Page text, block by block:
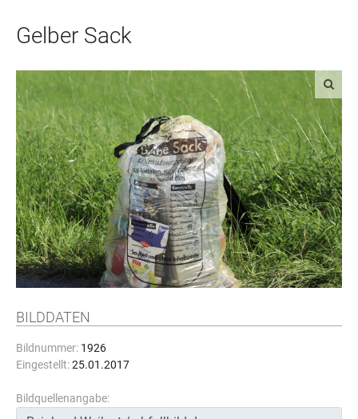
Gelber Sack
BILDDATEN
Bildnummer: 1926
Eingestellt:25.01.2017
Bildquellenangabe: